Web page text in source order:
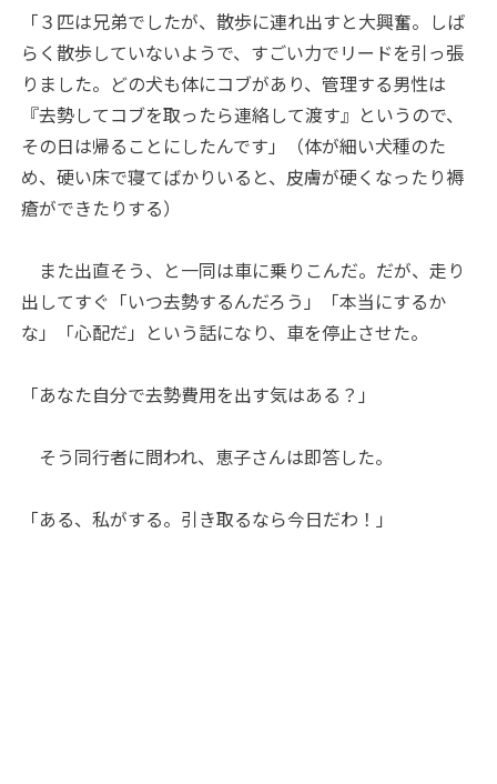
「３匹は兄弟でしたが、散歩に連れ出すと大興奮。しば
らく散歩していないようで、すごい力でリードを引っ張
りました。どの犬も体にコブがあり、管理する男性は
『去勢してコブを取ったら連絡して渡す』というので、
その日は帰ることにしたんです」（体が細い犬種のた
め、硬い床で寝てばかりいると、皮膚が硬くなったり褥
瘡ができたりする）
また出直そう、と一同は車に乗りこんだ。だが、走り
出してすぐ「いつ去勢するんだろう」「本当にするか
な」「心配だ」という話になり、車を停止させた。
「あなた自分で去勢費用を出す気はある？」
そう同行者に問われ、恵子さんは即答した。
「ある、私がする。引き取るなら今日だわ！」